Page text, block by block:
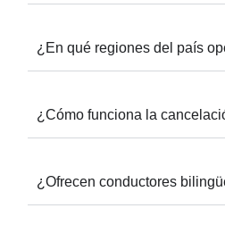
¿En qué regiones del país
¿Cómo funciona la
¿Ofrecen conductores